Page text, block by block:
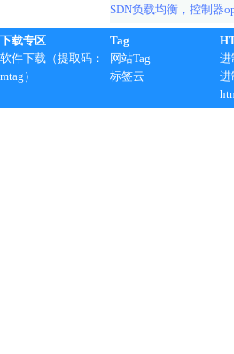
SDN负载均衡，控制器
下载专区
软件下载（提取码：
mtag）
Tag
网站Tag
标签云
进
进